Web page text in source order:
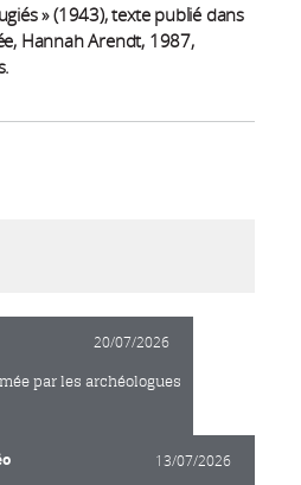
» (1943), texte publié dans
Hannah Arendt, 1987,
20/07/2026
par les archéologues
13/07/2026